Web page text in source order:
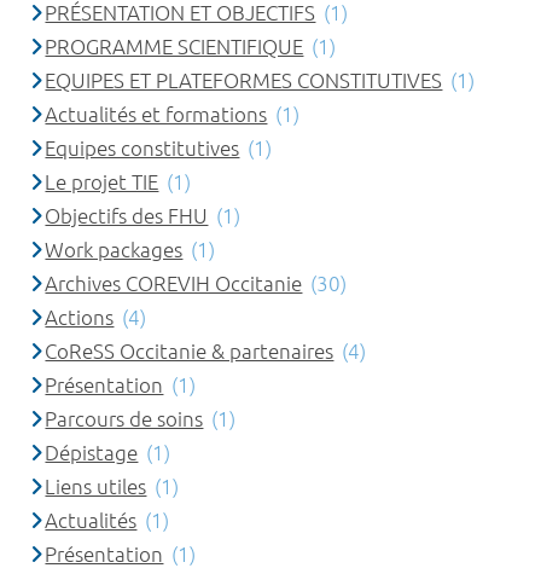
PRÉSENTATION ET OBJECTIFS (1)
PROGRAMME SCIENTIFIQUE (1)
EQUIPES ET PLATEFORMES CONSTITUTIVES (1)
Actualités et formations (1)
Equipes constitutives (1)
Le projet TIE (1)
Objectifs des FHU (1)
Work packages (1)
Archives COREVIH Occitanie (30)
Actions (4)
CoReSS Occitanie & partenaires (4)
Présentation (1)
Parcours de soins (1)
Dépistage (1)
Liens utiles (1)
Actualités (1)
Présentation (1)